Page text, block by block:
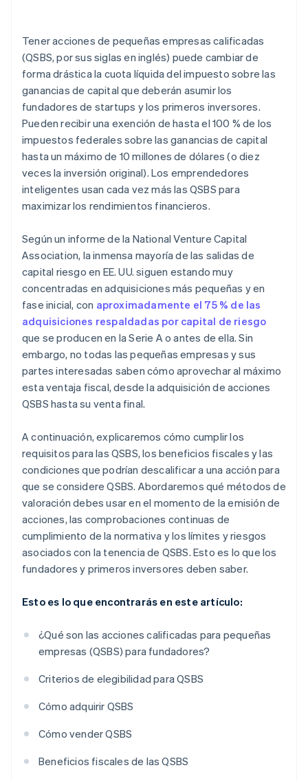
Cumplimiento de la normativa continuo
Compra de acciones iniciales sin efectivo
Presentación automática de la elección fiscal 83(b)
Documentación legal para empresas de primer nivel
Un año gratis de Stripe Payments, más 50.000 $ en
créditos y descuentos para socios
Tener acciones de pequeñas empresas calificadas
(QSBS, por sus siglas en inglés) puede cambiar de
forma drástica la cuota líquida del impuesto sobre las
ganancias de capital que deberán asumir los
fundadores de startups y los primeros inversores.
Pueden recibir una exención de hasta el 100 % de los
impuestos federales sobre las ganancias de capital
hasta un máximo de 10 millones de dólares (o diez
veces la inversión original). Los emprendedores
inteligentes usan cada vez más las QSBS para
maximizar los rendimientos financieros.
Según un informe de la National Venture Capital
Association, la inmensa mayoría de las salidas de
capital riesgo en EE. UU. siguen estando muy
concentradas en adquisiciones más pequeñas y en
fase inicial, con aproximadamente el 75 % de las
adquisiciones respaldadas por capital de riesgo
que se producen en la Serie A o antes de ella. Sin
embargo, no todas las pequeñas empresas y sus
partes interesadas saben cómo aprovechar al máximo
esta ventaja fiscal, desde la adquisición de acciones
QSBS hasta su venta final.
A continuación, explicaremos cómo cumplir los
requisitos para las QSBS, los beneficios fiscales y las
condiciones que podrían descalificar a una acción para
que se considere QSBS. Abordaremos qué métodos de
valoración debes usar en el momento de la emisión de
acciones, las comprobaciones continuas de
cumplimiento de la normativa y los límites y riesgos
asociados con la tenencia de QSBS. Esto es lo que los
fundadores y primeros inversores deben saber.
Esto es lo que encontrarás en este artículo:
¿Qué son las acciones calificadas para pequeñas
empresas (QSBS) para fundadores?
Criterios de elegibilidad para QSBS
Cómo adquirir QSBS
Cómo vender QSBS
Beneficios fiscales de las QSBS